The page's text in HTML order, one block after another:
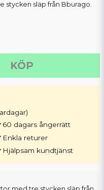
stycken släp från Bburago.
KÖP
60 dagars ångerrätt
Enkla returer
Hjälpsam kundtjänst